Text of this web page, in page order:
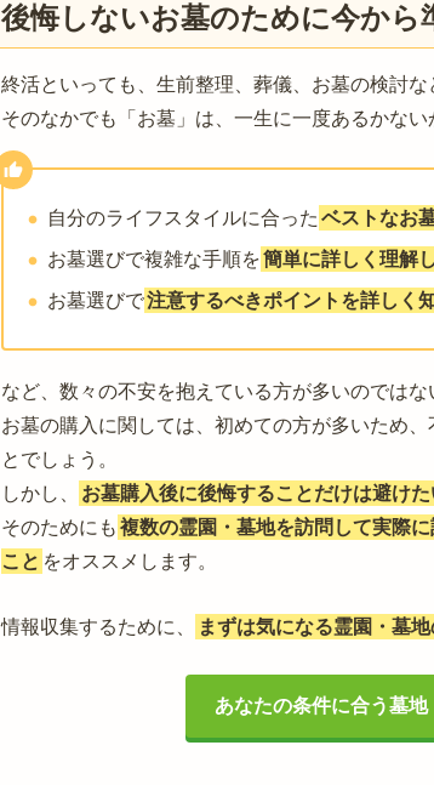
後悔しないお墓のために今から
終活といっても、生前整理、葬儀、お墓の検討な
そのなかでも「お墓」は、一生に一度あるかない
自分のライフスタイルに合った ベストなお
お墓選びで複雑な手順を簡単に詳しく理解
お墓選びで注意するべきポイントを詳しく
など、数々の不安を抱えている方が多いのではな
お墓の購入に関しては、初めての方が多いため
とでしょう。
しかし、
お墓購入後に後悔することだけは避けた
そのためにも 複数の霊園・墓地を訪問して実際
こと をオススメします。
情報収集するために、 まずは気になる霊園・墓
あなたの条件に合う墓